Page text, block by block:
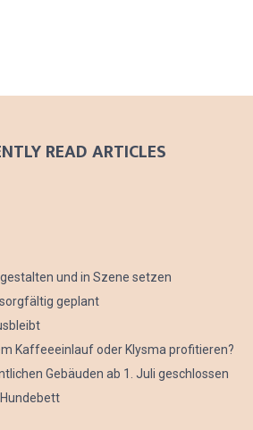
READ ARTICLES
und in Szene setzen
geplant
Kaffeeeinlauf oder Klysma profitieren?
Gebäuden ab 1. Juli geschlossen